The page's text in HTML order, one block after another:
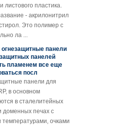
композитная
панель для
прицепов
25мм Толщина
стеклопластик
Усиленная
пластиковая
решетка FRP
Пластмассовые
профилированного
барабана
- акрилонитрил
Это полимер с
ла ...
панели
панелей
пламенем все еще
посл
панели для
в основном
в сталелитейных
доменных печах с
очками